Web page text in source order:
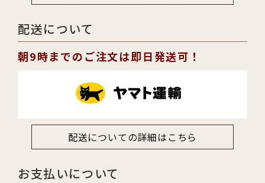
配送について
朝9時までのご注文は即日発送可！
配送についての詳細はこちら
お支払いについて